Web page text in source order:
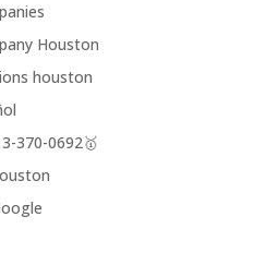
Houston
houston
370-0692🥇